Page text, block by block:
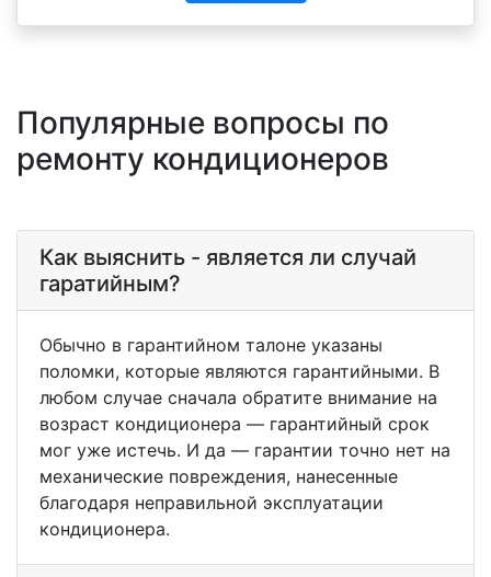
Популярные вопросы по
ремонту кондиционеров
Как выяснить - является ли случай
гаратийным?
Обычно в гарантийном талоне указаны
поломки, которые являются гарантийными. В
любом случае сначала обратите внимание на
возраст кондиционера — гарантийный срок
мог уже истечь. И да — гарантии точно нет на
механические повреждения, нанесенные
благодаря неправильной эксплуатации
кондиционера.